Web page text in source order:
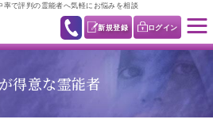
で評判の霊能者へ気軽にお悩みを相談
新規登録 ログイン
得意な霊能者